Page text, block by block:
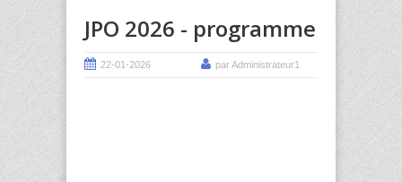
JPO 2026 - programme
22-01-2026 par Administrateur1